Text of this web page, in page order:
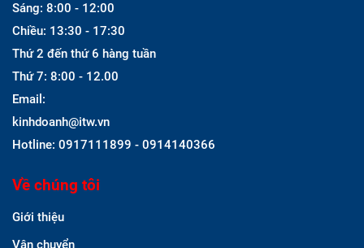
Sáng: 8:00 - 12:00
Chiều: 13:30 - 17:30
Thứ 2 đến thứ 6 hàng tuần
Thứ 7: 8:00 - 12.00
Email:
kinhdoanh@itw.vn
Hotline: 0917111899 - 0914140366
Về chúng tôi
Giới thiệu
Vận chuyển